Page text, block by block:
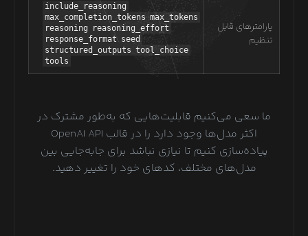
پارامترهای قابل
تنظیم
include_reasoning
max_completion_tokens max_tokens
reasoning
reasoning_effort
response_format seed
structured_outputs tool_choice
tools
ما سعی می‌کنیم قابلیت‌هایی که به‌طور مشترک در
اکثر مدل‌ها وجود دارد را در قالب OpenAI API
پیاده‌سازی کنیم تا نیازی نباشد برای جابه‌جایی بین
مدل‌های مختلف، کدهای خود را تغییر دهید.